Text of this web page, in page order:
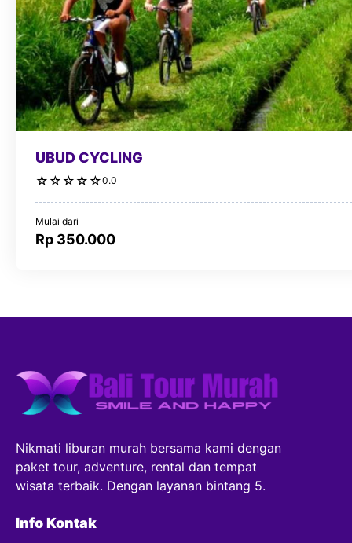
UBUD CYCLING
☆ ☆ ☆ ☆ ☆0.0
Mulai dari
Rp 350.000
Nikmati liburan murah bersama kami dengan
paket tour, adventure, rental dan tempat
wisata terbaik. Dengan layanan bintang 5.
Info Kontak